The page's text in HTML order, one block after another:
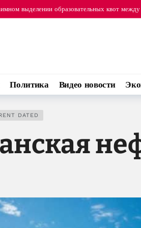
подписали оборонное соглашение
Политика Видео новости
DATED